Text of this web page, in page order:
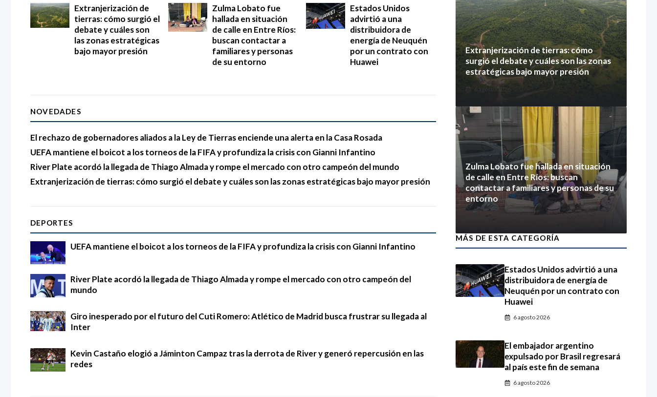
Extranjerización de
tierras: cómo surgió el
debate y cuáles son
las zonas estratégicas
bajo mayor presión
Zulma Lobato fue
hallada en situación
de calle en Entre Ríos:
buscan contactar a
familiares y personas
de su entorno
Estados Unidos
advirtió a una
distribuidora de
energía de Neuquén
por un contrato con
Huawei
NOVEDADES
El rechazo de gobernadores aliados a la Ley de Tierras enciende una alerta en la Casa Rosada
UEFA mantiene el boicot a los torneos de la FIFA y profundiza la crisis con Gianni Infantino
River Plate acordó la llegada de Thiago Almada y rompe el mercado con otro campeón del mundo
Extranjerización de tierras: cómo surgió el debate y cuáles son las zonas estratégicas bajo mayor presión
DEPORTES
UEFA mantiene el boicot a los torneos de la FIFA y profundiza la crisis con Gianni Infantino
River Plate acordó la llegada de Thiago Almada y rompe el mercado con otro campeón del
mundo
Giro inesperado por el futuro del Cuti Romero: Atlético de Madrid busca frustrar su llegada al
Inter
Kevin Castaño elogió a Jáminton Campaz tras la derrota de River y generó repercusión en las
redes
Extranjerización de tierras: cómo
surgió el debate y cuáles son las zonas
estratégicas bajo mayor presión
6 agosto 2026
Zulma Lobato fue hallada en situación
de calle en Entre Ríos: buscan
contactar a familiares y personas de su
entorno
6 agosto 2026
MÁS DE ESTA CATEGORÍA
Estados Unidos advirtió a una
distribuidora de energía de
Neuquén por un contrato con
Huawei
6 agosto 2026
El embajador argentino
expulsado por Brasil regresará
al país este fin de semana
6 agosto 2026